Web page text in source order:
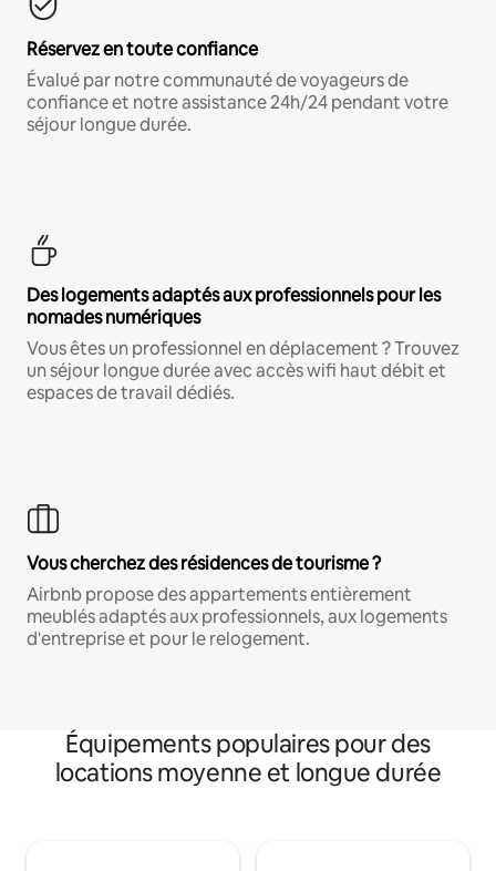
Réservez en toute confiance
Évalué par notre communauté de voyageurs de
confiance et notre assistance 24h/24 pendant votre
séjour longue durée.
Des logements adaptés aux professionnels pour les
nomades numériques
Vous êtes un professionnel en déplacement ? Trouvez
un séjour longue durée avec accès wifi haut débit et
espaces de travail dédiés.
Vous cherchez des résidences de tourisme ?
Airbnb propose des appartements entièrement
meublés adaptés aux professionnels, aux logements
d'entreprise et pour le relogement.
Équipements populaires pour des
locations moyenne et longue durée